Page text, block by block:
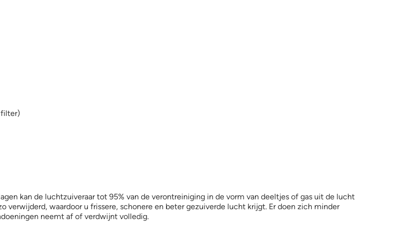
kan de luchtzuiveraar tot 95% van de verontreiniging in de vorm van deeltjes of gas uit de lucht
verwijderd, waardoor u frissere, schonere en beter gezuiverde lucht krijgt. Er doen zich minder
neemt af of verdwijnt volledig.